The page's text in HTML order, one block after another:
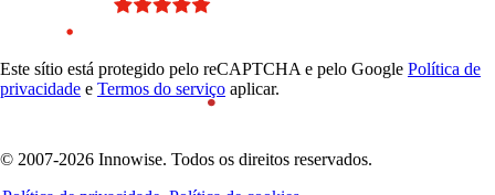
Este sítio está protegido pelo reCAPTCHA e pelo Google Política de
privacidade e Termos do serviço aplicar.
© 2007-2026 Innowise. Todos os direitos reservados.